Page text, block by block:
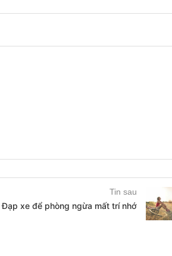
Tin sau
Đạp xe để phòng ngừa mất trí nhớ